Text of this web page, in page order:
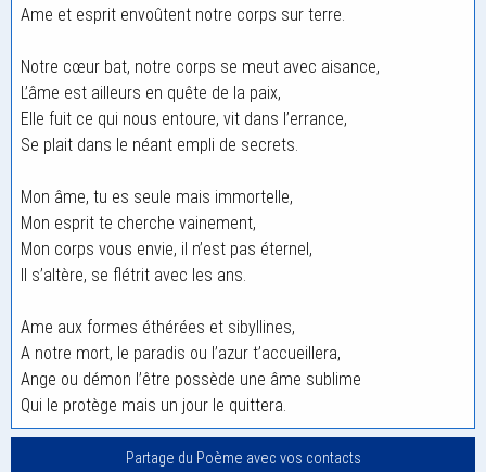
Ame et esprit envoûtent notre corps sur terre.
Notre cœur bat, notre corps se meut avec aisance,
L’âme est ailleurs en quête de la paix,
Elle fuit ce qui nous entoure, vit dans l’errance,
Se plait dans le néant empli de secrets.
Mon âme, tu es seule mais immortelle,
Mon esprit te cherche vainement,
Mon corps vous envie, il n’est pas éternel,
Il s’altère, se flétrit avec les ans.
Ame aux formes éthérées et sibyllines,
A notre mort, le paradis ou l’azur t’accueillera,
Ange ou démon l’être possède une âme sublime
Qui le protège mais un jour le quittera.
Partage du Poème avec vos contacts